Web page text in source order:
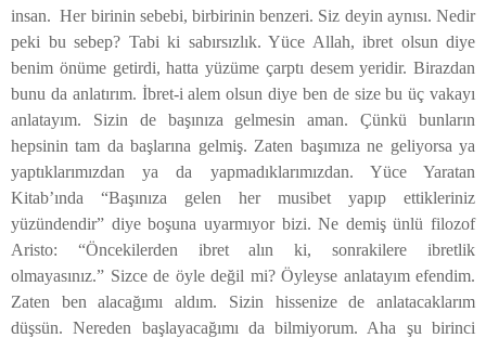
insan. Her birinin sebebi, birbirinin benzeri. Siz deyin aynısı. Nedir
peki bu sebep? Tabi ki sabırsızlık. Yüce Allah, ibret olsun diye
benim önüme getirdi, hatta yüzüme çarptı desem yeridir. Birazdan
bunu da anlatırım. İbret-i alem olsun diye ben de size bu üç vakayı
anlatayım. Sizin de başınıza gelmesin aman. Çünkü bunların
hepsinin tam da başlarına gelmiş. Zaten başımıza ne geliyorsa ya
yaptıklarımızdan ya da yapmadıklarımızdan. Yüce Yaratan
Kitab’ında “Başınıza gelen her musibet yapıp ettikleriniz
yüzündendir” diye boşuna uyarmıyor bizi. Ne demiş ünlü filozof
Aristo: “Öncekilerden ibret alın ki, sonrakilere ibretlik
olmayasınız.” Sizce de öyle değil mi? Öyleyse anlatayım efendim.
Zaten ben alacağımı aldım. Sizin hissenize de anlatacaklarım
düşsün. Nereden başlayacağımı da bilmiyorum. Aha şu birinci